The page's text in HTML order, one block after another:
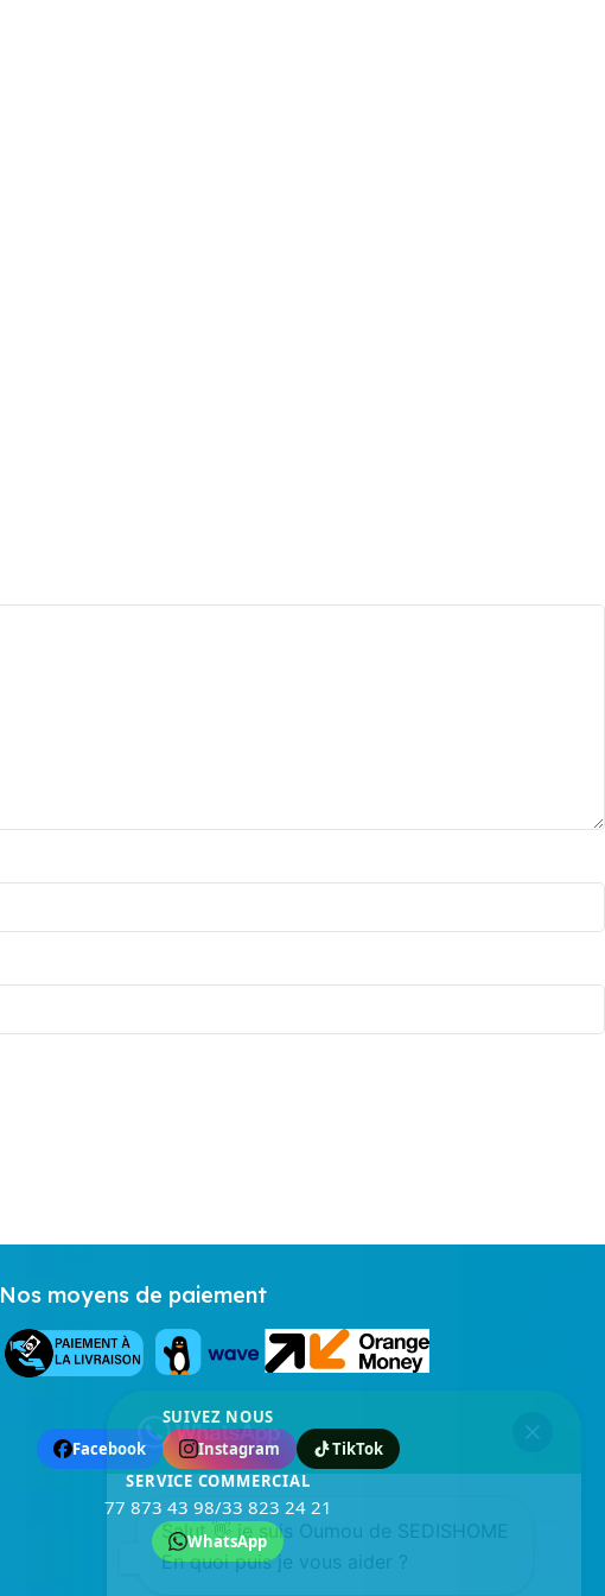
Nos moyens de paiement
SUIVEZ NOUS
Facebook
Instagram
TikTok
SERVICE COMMERCIAL
77 873 43 98/33 823 24 21
WhatsApp
Salut 👋 je suis Oumou de SEDISHOME
En quoi puis je vous aider ?